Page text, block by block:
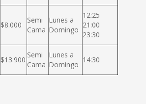
$8.000
Semi
Cama
Lunes a
Domingo
12:25
21:00
23:30
$13.900
Semi
Cama
Lunes a
Domingo
14:30